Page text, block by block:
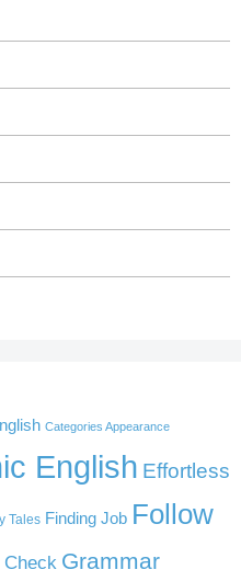
Categories Appearance
English Effortless
Tales Finding Job Follow
Check Grammar